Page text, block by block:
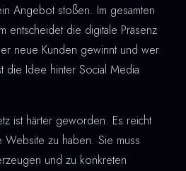
Angebot stoßen. Im gesamten
entscheidet die digitale Präsenz
neue Kunden gewinnt und wer
die Idee hinter Social Media
ist härter geworden. Es reicht
Website zu haben. Sie muss
und zu konkreten